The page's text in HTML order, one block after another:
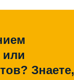
или
Знаете,